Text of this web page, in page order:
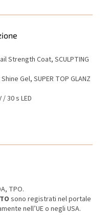
Strength Coat, SCULPTING
Gel, SUPER TOP GLANZ
/ 30 s LED
TPO.
sono registrati nel portale
nell’UE o negli USA.